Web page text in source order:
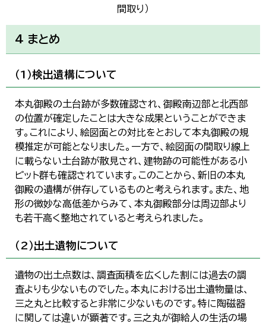
間取り）
4 まとめ
（1）検出遺構について
本丸御殿の土台跡が多数確認され、御殿南辺部と北西部
の位置が確定したことは大きな成果ということができま
す。これにより、絵図面との対比をとおして本丸御殿の規
模推定が可能となりました。一方で、絵図面の間取り線上
に載らない土台跡が散見され、建物跡の可能性がある小
ピット群も確認されています。このことから、新旧の本丸
御殿の遺構が併存しているものと考えられます。また、地
形の微妙な高低差からみて、本丸御殿部分は周辺部より
も若干高く整地されていると考えられました。
（2）出土遺物について
遺物の出土点数は、調査面積を広くした割には過去の調
査よりも少ないものでした。本丸における出土遺物量は、
三之丸と比較すると非常に少ないものです。特に陶磁器
に関しては違いが顕著です。三之丸が御給人の生活の場